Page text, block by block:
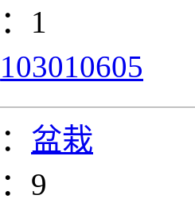
1
103010605
盆栽
9